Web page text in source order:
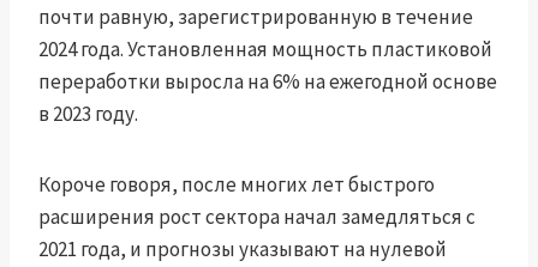
почти равную, зарегистрированную в течение
2024 года. Установленная мощность пластиковой
переработки выросла на 6% на ежегодной основе
в 2023 году.
Короче говоря, после многих лет быстрого
расширения рост сектора начал замедляться с
2021 года, и прогнозы указывают на нулевой